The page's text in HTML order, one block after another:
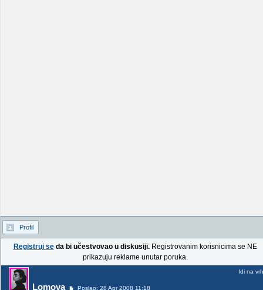
Profil
Registruj seda bi učestvovao u diskusiji.Registrovanim korisnicima se NE
prikazuju reklame unutar poruka.
Lomova Poslao: 28 Apr 2008 11:18
Idi na vrh